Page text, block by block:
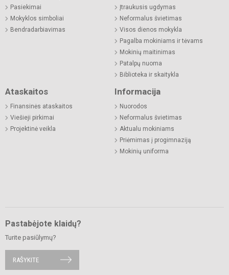
Pasiekimai
Mokyklos simboliai
Bendradarbiavimas
Įtraukusis ugdymas
Neformalus švietimas
Visos dienos mokykla
Pagalba mokiniams ir tėvams
Mokinių maitinimas
Patalpų nuoma
Biblioteka ir skaitykla
Ataskaitos
Finansinės ataskaitos
Viešieji pirkimai
Projektinė veikla
Informacija
Nuorodos
Neformalus švietimas
Aktualu mokiniams
Priėmimas į progimnaziją
Mokinių uniforma
Pastabėjote klaidų?
Turite pasiūlymų?
RAŠYKITE